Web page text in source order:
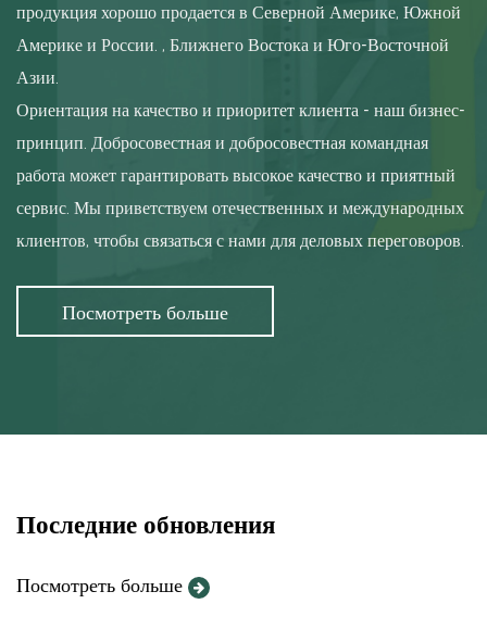
продукция хорошо продается в Северной Америке, Южной
Америке и России. , Ближнего Востока и Юго-Восточной
Азии.
Ориентация на качество и приоритет клиента - наш бизнес-
принцип. Добросовестная и добросовестная командная
работа может гарантировать высокое качество и приятный
сервис. Мы приветствуем отечественных и международных
клиентов, чтобы связаться с нами для деловых переговоров.
Посмотреть больше
Последние обновления
Посмотреть больше